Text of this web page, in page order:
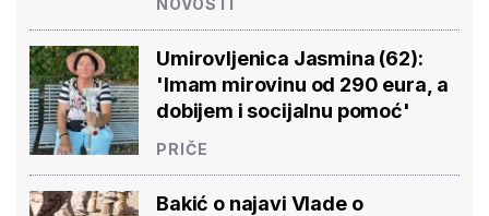
Umirovljenica Jasmina (62):
'Imam mirovinu od 290 eura, a
dobijem i socijalnu pomoć'
PRIČE
Bakić o najavi Vlade o